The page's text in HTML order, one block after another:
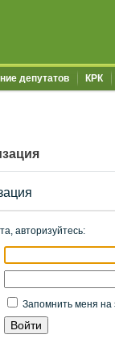
депутатов КРК
авторизуйтесь:
Запомнить меня на